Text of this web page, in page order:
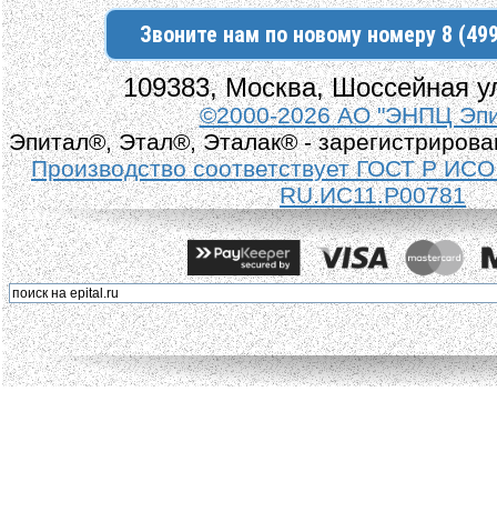
Звоните нам по новому номеру 8
109383, Москва, Шоссейная
©2000-2026 АО "ЭНПЦ
Эпитал®, Этал®, Эталак® -
Производство соответствует ГОСТ Р
RU.ИС11.Р00781